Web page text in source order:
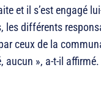
et il s’est engagé
les différents
ceux de la
aucun », a-t-il affirmé.